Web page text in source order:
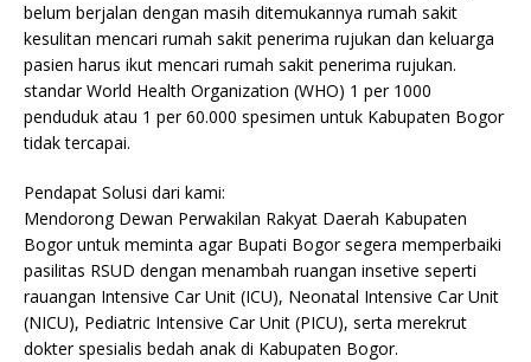
belum berjalan dengan masih ditemukannya rumah sakit
kesulitan mencari rumah sakit penerima rujukan dan keluarga
pasien harus ikut mencari rumah sakit penerima rujukan.
standar World Health Organization (WHO) 1 per 1000
penduduk atau 1 per 60.000 spesimen untuk Kabupaten Bogor
tidak tercapai.
Pendapat Solusi dari kami:
Mendorong Dewan Perwakilan Rakyat Daerah Kabupaten
Bogor untuk meminta agar Bupati Bogor segera memperbaiki
pasilitas RSUD dengan menambah ruangan insetive seperti
rauangan Intensive Car Unit (ICU), Neonatal Intensive Car Unit
(NICU), Pediatric Intensive Car Unit (PICU), serta merekrut
dokter spesialis bedah anak di Kabupaten Bogor.